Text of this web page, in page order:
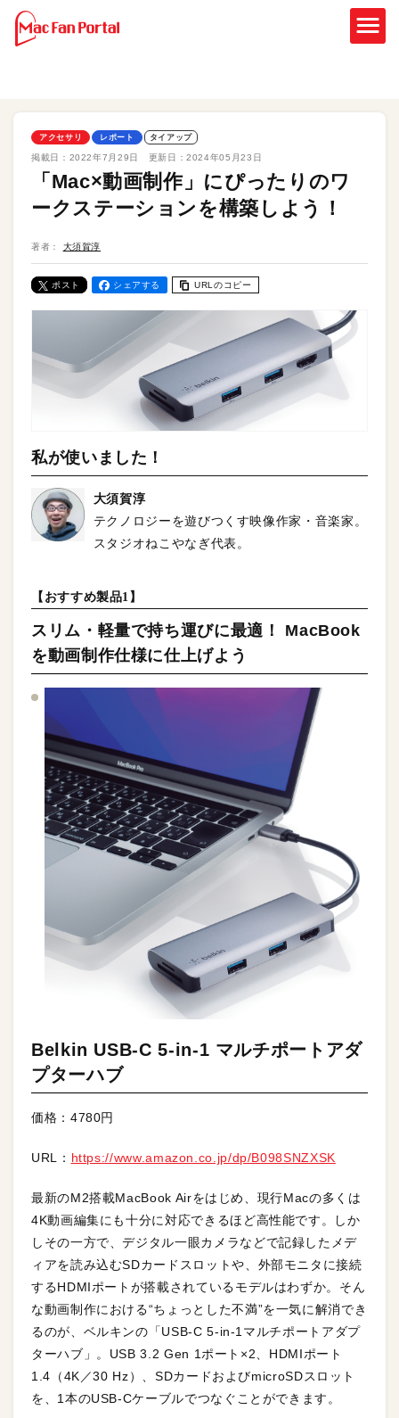
アクセサリ レポート タイアップ
掲載日： 2022年7月29日 更新日：2024年05月23日
「Mac×動画制作」にぴったりのワ
ークステーションを構築しよう！
著者： 大須賀淳
ポスト シェアする URLのコピー
私が使いました！
大須賀淳
テクノロジーを遊びつくす映像作家・音楽家。
スタジオねこやなぎ代表。
【おすすめ製品1】
スリム・軽量で持ち運びに最適！ MacBook
を動画制作仕様に仕上げよう
Belkin USB-C 5-in-1 マルチポートアダ
プターハブ
価格：4780円
URL： https://www.amazon.co.jp/dp/B098SNZXSK
最新のM2搭載MacBook Airをはじめ、現行Macの多くは
4K動画編集にも十分に対応できるほど高性能です。しか
しその一方で、デジタル一眼カメラなどで記録したメデ
ィアを読み込むSDカードスロットや、外部モニタに接続
するHDMIポートが搭載されているモデルはわずか。そん
な動画制作における“ちょっとした不満”を一気に解消でき
るのが、ベルキンの「USB-C 5-in-1マルチポートアダプ
ターハブ」。USB 3.2 Gen 1ポート×2、HDMIポート
1.4（4K／30 Hz）、SDカードおよびmicroSDスロット
を、1本のUSB-Cケーブルでつなぐことができます。